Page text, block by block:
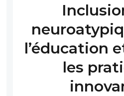
l’éducation
les